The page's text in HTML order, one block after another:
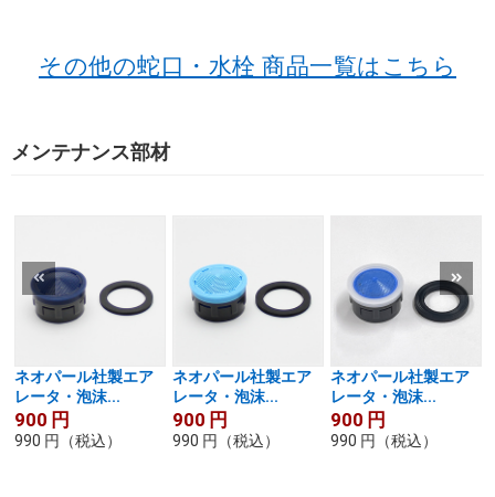
その他の蛇口・水栓 商品一覧はこちら
メンテナンス部材
ネオパール社製エア
レータ・泡沫...
900 円
990 円 （税込）
ネオパール社製エア
レータ・泡沫...
900 円
990 円 （税込）
ネオパール社製エア
レータ・泡沫...
900 円
990 円 （税込）